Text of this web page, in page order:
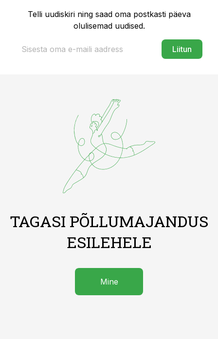
Telli uudiskiri ning saad oma postkasti päeva
olulisemad uudised.
Liitun
TAGASI PÕLLUMAJANDUS
ESILEHELE
Mine